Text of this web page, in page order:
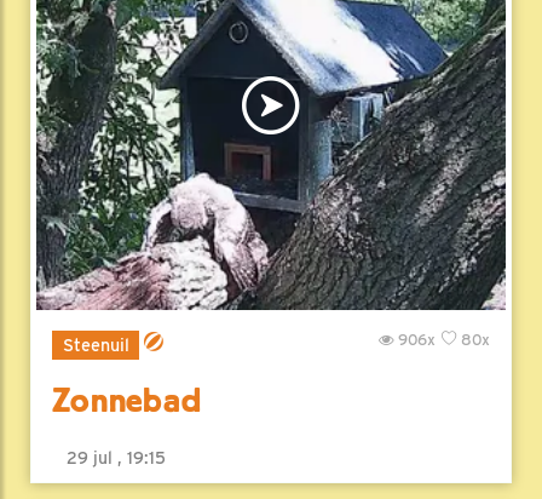
Steenuil 80x
906x
Zonnebad
29 jul , 19:15